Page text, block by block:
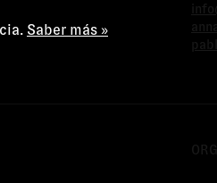
Saber más »